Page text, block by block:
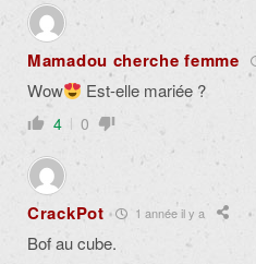
Mamadou cherche femme
Wow Est-elle mariée ?
4 0
CrackPot 1 année il y a
Bof au cube.